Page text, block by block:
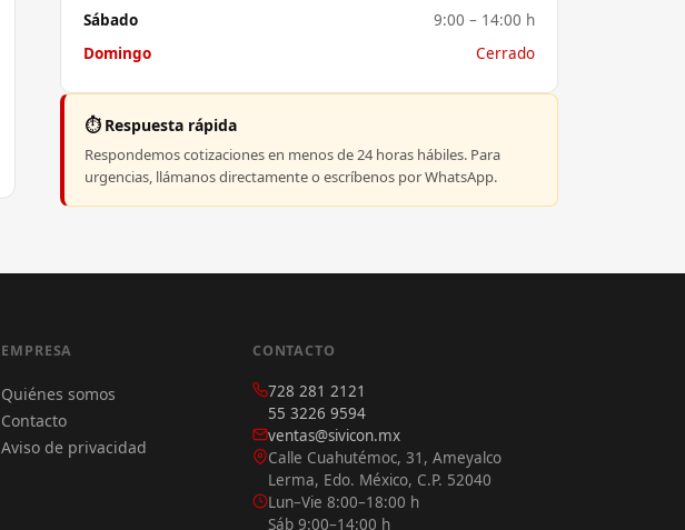
Sábado
9:00 – 14:00 h
Domingo
Cerrado
⏱️ Respuesta rápida
Respondemos cotizaciones en menos de 24 horas hábiles. Para
urgencias, llámanos directamente o escríbenos por WhatsApp.
EMPRESA
Quiénes somos
Contacto
Aviso de privacidad
CONTACTO
728 281 2121
55 3226 9594
ventas@sivicon.mx
Calle Cuahutémoc, 31, Ameyalco
Lerma, Edo. México, C.P. 52040
Lun–Vie 8:00–18:00 h
Sáb 9:00–14:00 h